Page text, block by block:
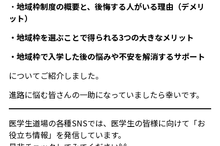
・ 地域枠制度の概要と、後悔する人がいる理由（デメリ
ット）
・地域枠を選ぶことで得られる3つの大きなメリット
・地域枠で入学した後の悩みや不安を解消するサポート
についてご紹介しました。
進路に悩む皆さんの一助になっていましたら幸いです。
医学生道場の各種SNSでは、医学生の皆様に向けて「お
役立ち情報」を発信しています。